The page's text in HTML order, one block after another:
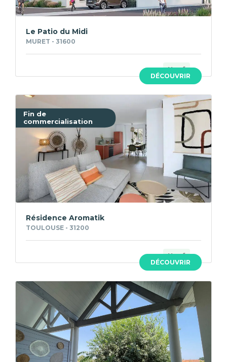
DÉCOUVRIR
Le Patio du Midi
MURET - 31600
Neuf
Fin de
commercialisation
DÉCOUVRIR
Résidence Aromatik
TOULOUSE - 31200
Neuf